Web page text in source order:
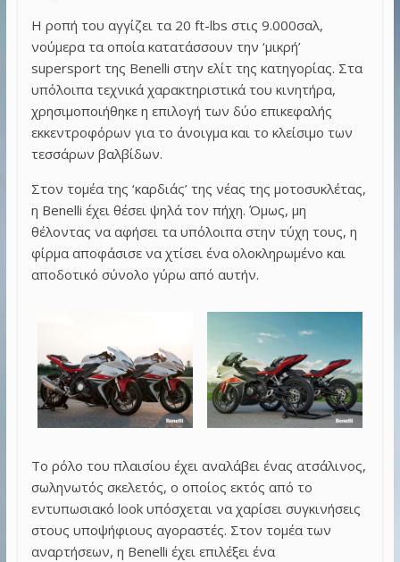
Η ροπή του αγγίζει τα 20 ft-lbs στις 9.000σαλ,
νούμερα τα οποία κατατάσσουν την ‘μικρή’
supersport της Benelli στην ελίτ της κατηγορίας. Στα
υπόλοιπα τεχνικά χαρακτηριστικά του κινητήρα,
χρησιμοποιήθηκε η επιλογή των δύο επικεφαλής
εκκεντροφόρων για το άνοιγμα και το κλείσιμο των
τεσσάρων βαλβίδων.
Στον τομέα της ‘καρδιάς’ της νέας της μοτοσυκλέτας,
η Benelli έχει θέσει ψηλά τον πήχη. Όμως, μη
θέλοντας να αφήσει τα υπόλοιπα στην τύχη τους, η
φίρμα αποφάσισε να χτίσει ένα ολοκληρωμένο και
αποδοτικό σύνολο γύρω από αυτήν.
Το ρόλο του πλαισίου έχει αναλάβει ένας ατσάλινος,
σωληνωτός σκελετός, ο οποίος εκτός από το
εντυπωσιακό look υπόσχεται να χαρίσει συγκινήσεις
στους υποψήφιους αγοραστές. Στον τομέα των
αναρτήσεων, η Benelli έχει επιλέξει ένα